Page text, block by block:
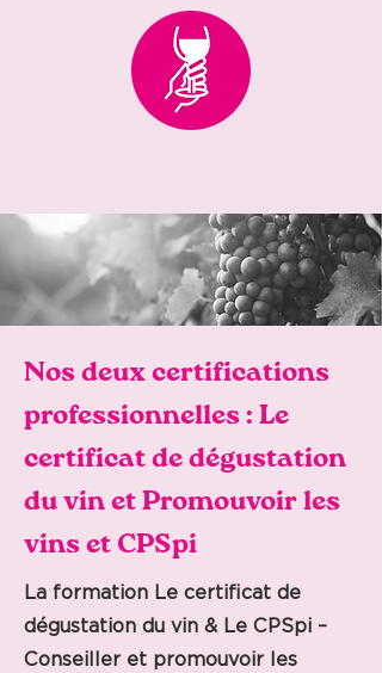
Nos deux certifications
professionnelles : Le
certificat de dégustation
du vin et Promouvoir les
vins et CPSpi
La formation Le certificat de
dégustation du vin & Le CPSpi –
Conseiller et promouvoir les